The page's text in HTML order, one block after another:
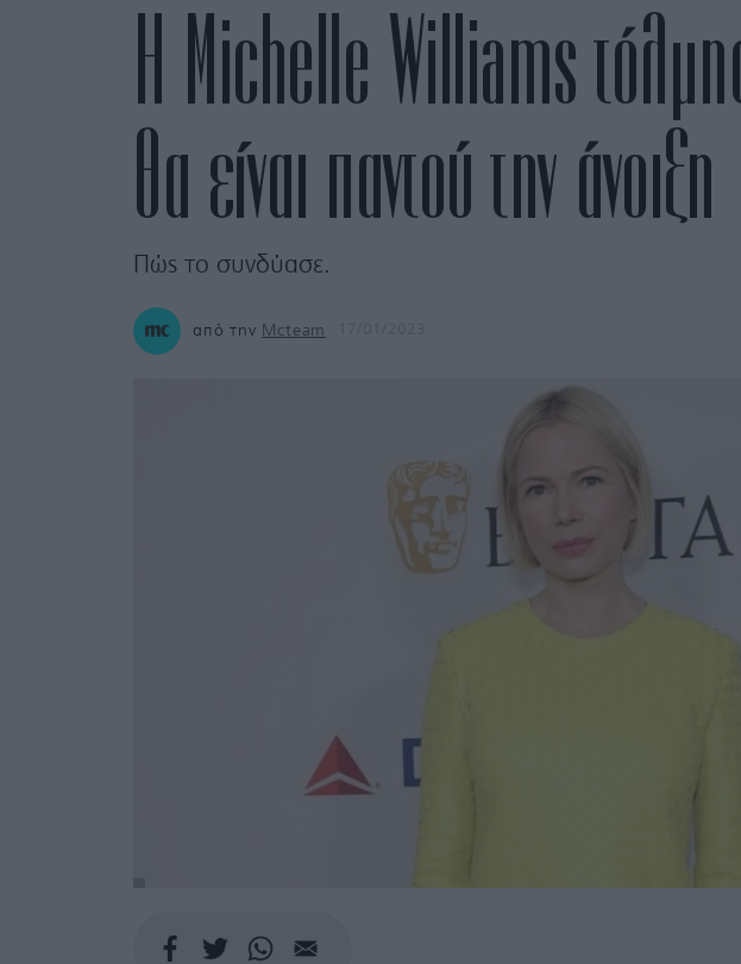
Η Michelle Williams
θα είναι παντού την άνοιξη
Πώς το συνδύασε.
από την Mcteam